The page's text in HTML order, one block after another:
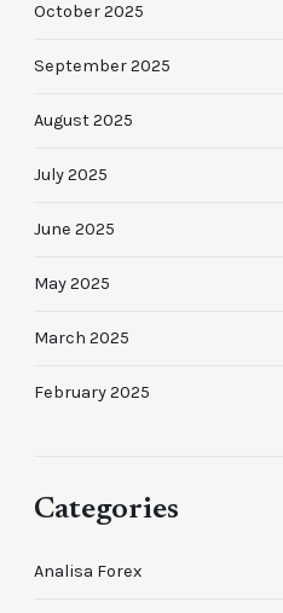
October 2025
September 2025
August 2025
July 2025
June 2025
May 2025
March 2025
February 2025
Categories
Analisa Forex